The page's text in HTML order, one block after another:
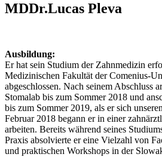
MDDr.Lucas Pleva
Ausbildung:
Er hat sein Studium der Zahnmedizin
Medizinischen Fakultät der Comenius-
abgeschlossen. Nach seinem Abschluss
Stomalab bis zum Sommer 2018 und
bis zum Sommer 2019, als er sich
Februar 2018 begann er in einer
arbeiten. Bereits während seines
Praxis absolvierte er eine Vielzahl von
und praktischen Workshops in der